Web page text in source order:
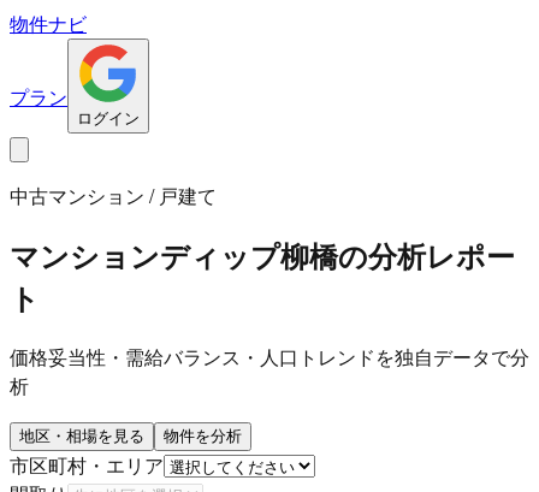
物件ナビ
プラン
ログイン
中古マンション / 戸建て
マンションディップ柳橋の分析レポー
ト
価格妥当性・需給バランス・人口トレンドを独自データで分
析
地区・相場を見る 物件を分析
市区町村・エリア